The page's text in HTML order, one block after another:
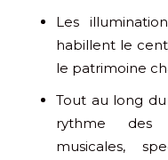
Les
habillent le
le patrimoine
Tout au long du
rythme des
musicales,